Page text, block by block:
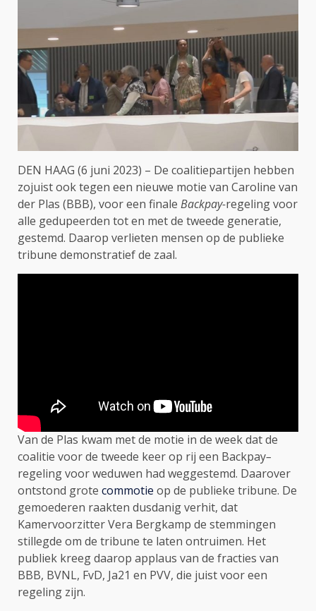
DEN HAAG (6 juni 2023) – De coalitiepartijen hebben
zojuist ook tegen een nieuwe motie van Caroline van
der Plas (BBB), voor een finale Backpay-regeling voor
alle gedupeerden tot en met de tweede generatie,
gestemd. Daarop verlieten mensen op de publieke
tribune demonstratief de zaal.
Van de Plas kwam met de motie in de week dat de
coalitie voor de tweede keer op rij een Backpay–
regeling voor weduwen had weggestemd. Daarover
ontstond grote commotie op de publieke tribune. De
gemoederen raakten dusdanig verhit, dat
Kamervoorzitter Vera Bergkamp de stemmingen
stillegde om de tribune te laten ontruimen. Het
publiek kreeg daarop applaus van de fracties van
BBB, BVNL, FvD, Ja21 en PVV, die juist voor een
regeling zijn.